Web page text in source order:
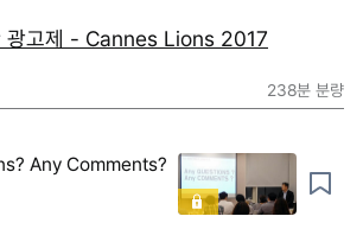
광고제 - Cannes Lions 2017
238분 분량
Any Comments?